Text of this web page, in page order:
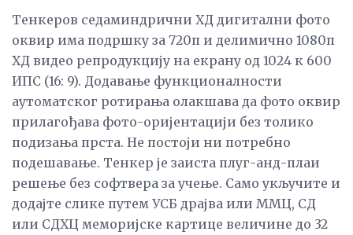
Тенкеров седаминдрични ХД дигитални фото
оквир има подршку за 720п и делимично 1080п
ХД видео репродукцију на екрану од 1024 к 600
ИПС (16: 9). Додавање функционалности
аутоматског ротирања олакшава да фото оквир
прилагођава фото-оријентацији без толико
подизања прста. Не постоји ни потребно
подешавање. Тенкер је заиста плуг-анд-плаи
решење без софтвера за учење. Само укључите и
додајте слике путем УСБ драјва или ММЦ, СД
или СДХЦ меморијске картице величине до 32